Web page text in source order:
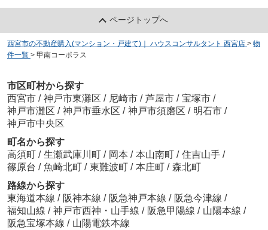
ページトップへ
西宮市の不動産購入(マンション・戸建て)｜ ハウスコンサルタント 西宮店 > 物
件一覧 > 甲南コーポラス
市区町村から探す
西宮市 / 神戸市東灘区 / 尼崎市 / 芦屋市 / 宝塚市 /
神戸市灘区 / 神戸市垂水区 / 神戸市須磨区 / 明石市 /
神戸市中央区
町名から探す
高須町 / 生瀬武庫川町 / 岡本 / 本山南町 / 住吉山手 /
篠原台 / 魚崎北町 / 東難波町 / 本庄町 / 森北町
路線から探す
東海道本線 / 阪神本線 / 阪急神戸本線 / 阪急今津線 /
福知山線 / 神戸市西神・山手線 / 阪急甲陽線 / 山陽本線 /
阪急宝塚本線 / 山陽電鉄本線